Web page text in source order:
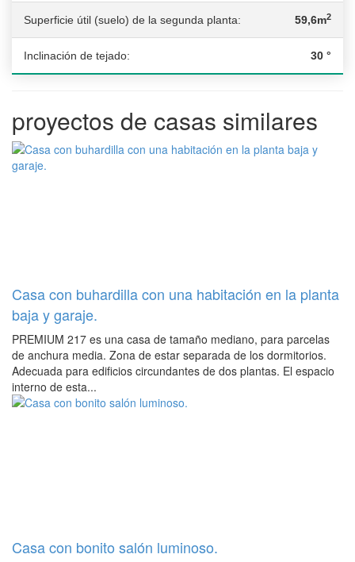
Superficie útil (suelo) de la segunda planta: 59,6m2
Inclinación de tejado: 30 °
proyectos de casas similares
Casa con buhardilla con una habitación en la planta
baja y garaje.
PREMIUM 217 es una casa de tamaño mediano, para parcelas
de anchura media. Zona de estar separada de los dormitorios.
Adecuada para edificios circundantes de dos plantas. El espacio
interno de esta...
Casa con bonito salón luminoso.